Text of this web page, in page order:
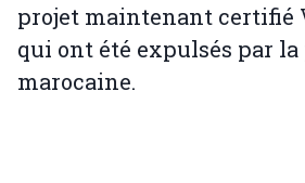
projet maintenant certifié
qui ont été expulsés par la
marocaine.